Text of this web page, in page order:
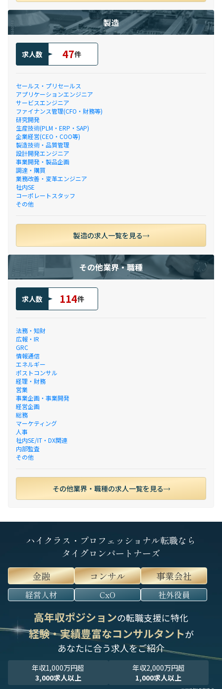
製造
求人数 47件
セールス・プリセールス
アプリケーションエンジニア
サービスエンジニア
ファイナンス管理(CFO・財務等)
研究開発
生産技術(PLM・ERP・SAP)
企業経営(CEO・COO等)
製造技術・品質管理
設計開発エンジニア
事業開発・製品企画
調達・購買
業務改善・変革エンジニア
社内SE
コーポレートスタッフ
その他
製造の求人一覧を見る
その他業界・職種
求人数 114件
法務・知財
広報・IR
GRC
情報通信
エネルギー
ポストコンサル
経理・財務
営業
事業企画・事業開発
経営企画
総務
マーケティング
人事
社内SE/IT・DX関連
内部監査
その他
その他業界・職種の求人一覧を見る
ハイクラス・プロフェッショナル転職なら
タイグロンパートナーズ
金融
コンサル 事業会社
経営人材 CxO 社外役員
高年収ポジションの転職支援に特化
経験・実績豊富なコンサルタントが
あなたに合う求人をご紹介
年収1,000万円超
3,000求人以上
年収2,000万円超
1,000求人以上